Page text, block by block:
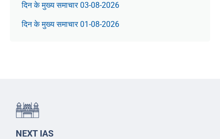
दिन के मुख्य समाचार 03-08-2026
दिन के मुख्य समाचार 01-08-2026
NEXT IAS